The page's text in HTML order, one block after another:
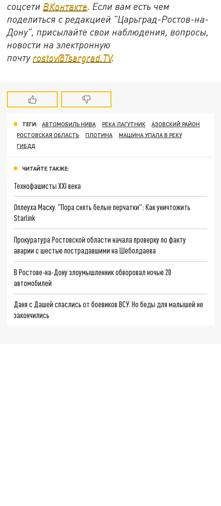
соцсети ВКонтакте. Если вам есть чем
поделиться с редакцией "Царьград-Ростов-на-
Дону", присылайте свои наблюдения, вопросы,
новости на электронную
почту rostov@Tsargrad.ТV.
ТЕГИ: АВТОМОБИЛЬ НИВА РЕКА ЛАГУТНИК
АЗОВСКИЙ РАЙОН
РОСТОВСКАЯ ОБЛАСТЬ
ПЛОТИНА
МАШИНА УПАЛА В РЕКУ
ГИБДД
ЧИТАЙТЕ ТАКЖЕ:
Технофашисты XXI века
Оплеуха Маску. "Пора снять белые перчатки": Как уничтожить
Starlink
Прокуратура Ростовской области начала проверку по факту
аварии с шестью пострадавшими на Шеболдаева
В Ростове-на-Дону злоумышленник обворовал ночью 20
автомобилей
Даня с Дашей спаслись от боевиков ВСУ. Но беды для малышей не
закончились